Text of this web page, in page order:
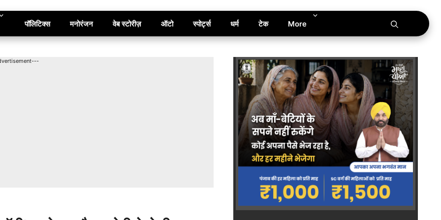
पॉलिटिक्स मनोरंजन वेब स्टोरीज़ ऑटो स्पोर्ट्स धर्म टेक More